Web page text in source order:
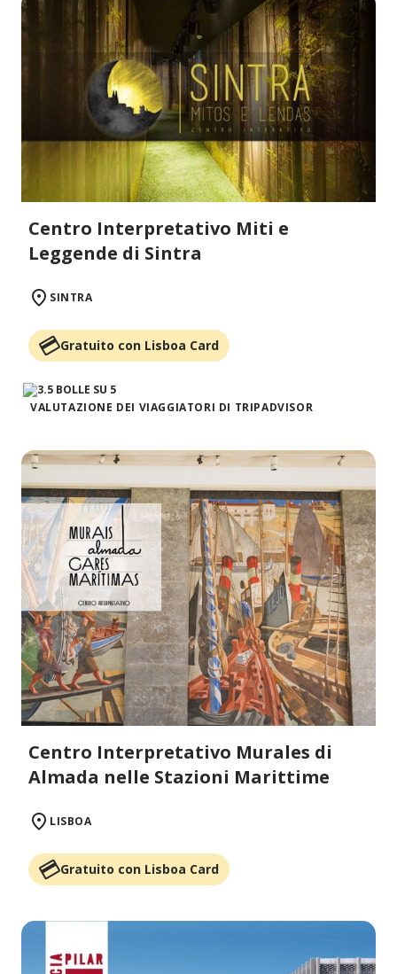
Centro Interpretativo Miti e
Leggende di Sintra
SINTRA
Gratuito con Lisboa Card
VALUTAZIONE DEI VIAGGIATORI DI TRIPADVISOR
Centro Interpretativo Murales di
Almada nelle Stazioni Marittime
LISBOA
Gratuito con Lisboa Card